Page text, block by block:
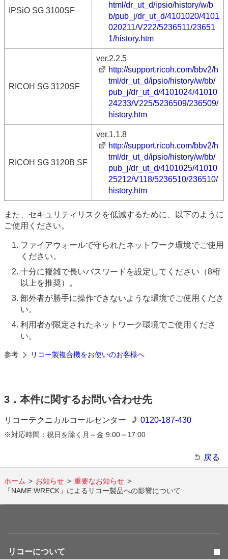
IPSiO SG 3100SF
html/dr_ut_d/ipsio/history/w/b
b/pub_j/dr_ut_d/4101020/4101
020211/V222/5236511/23651
1/history.htm
RICOH SG 3120SF
ver.2.2.5
http://support.ricoh.com/bbv2/h
tml/dr_ut_d/ipsio/history/w/bb/
pub_j/dr_ut_d/4101024/41010
24233/V225/5236509/236509/
history.htm
RICOH SG 3120B SF
ver.1.1.8
http://support.ricoh.com/bbv2/h
tml/dr_ut_d/ipsio/history/w/bb/
pub_j/dr_ut_d/4101025/41010
25212/V118/5236510/236510/
history.htm
また、セキュリティリスクを低減するために、以下のように
ご使用ください。
ファイアウォールで守られたネットワーク環境でご使用
ください。
十分に複雑で長いパスワードを設定してください（8桁
以上を推奨）。
部外者が勝手に操作できないような環境でご使用くださ
い。
利用者が限定されたネットワーク環境でご使用くださ
い。
参考 リコー製複合機をお使いのお客様へ
3．本件に関するお問い合わせ先
リコーテクニカルコールセンター 0120-187-430
※対応時間： 祝日を除く月～金 9:00～17:00
戻る
ホーム お知らせ
重要なお知らせ
「NAME:WRECK」によるリコー製品への影響について
リコーについて